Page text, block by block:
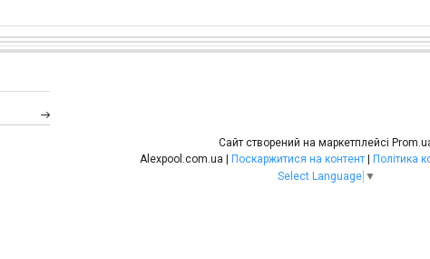
Сайт створений на маркетплейсі
Alexpool.com.ua | Поскаржитися на контент | Політика
Select Language ▼